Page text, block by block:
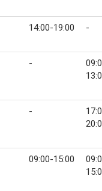
14:00-19:00 -
-
-
09:00-15:00